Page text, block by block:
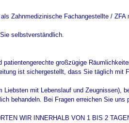
Zahnmedizinische Fachangestellte /
selbstverständlich.
großzügige
ist sichergestellt, dass Sie täglich mit
mit Lebenslauf und Zeugnissen),
behandeln. Bei Fragen erreichen Sie uns
WIR INNERHALB VON 1 BIS 2